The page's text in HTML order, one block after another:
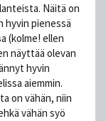
Näitä on
hyvin pienessä
(kolme! ellen
näyttää olevan
hyvin
aiemmin.
on vähän, niin
vähän syö